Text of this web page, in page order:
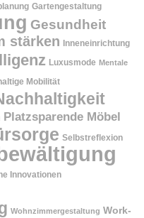
Gartengestaltung
Gesundheit
stärken Inneneinrichtung
Luxusmode Mentale
Mobilität
Platzsparende Möbel
Selbstreflexion
Innovationen
Wohnzimmergestaltung Work-